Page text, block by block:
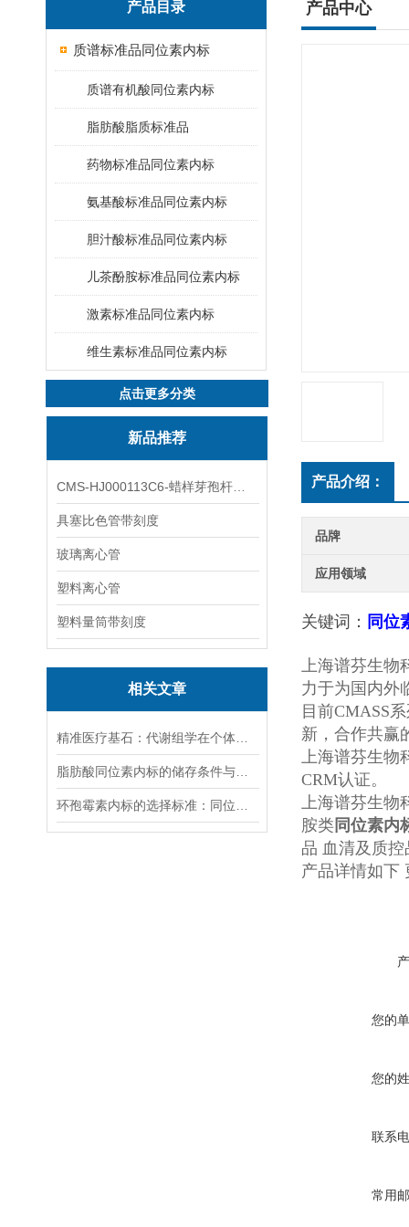
产品目录
质谱标准品同位素内标
质谱有机酸同位素内标
脂肪酸脂质标准品
药物标准品同位素内标
氨基酸标准品同位素内标
胆汁酸标准品同位素内标
儿茶酚胺标准品同位素内标
激素标准品同位素内标
维生素标准品同位素内标
点击更多分类
新品推荐
具塞比色管带刻度
玻璃离心管
塑料离心管
塑料量筒带刻度
相关文章
产品中心
产品介绍：
品牌
应用领域
关键词： 同位
上海谱芬生物
力于为国内外
目前CMASS
新，合作共赢
上海谱芬生物
CRM认证。
上海谱芬生物
胺类 同位素内
品 血清及质控
产品详情如下
您的
您的
联系
常用